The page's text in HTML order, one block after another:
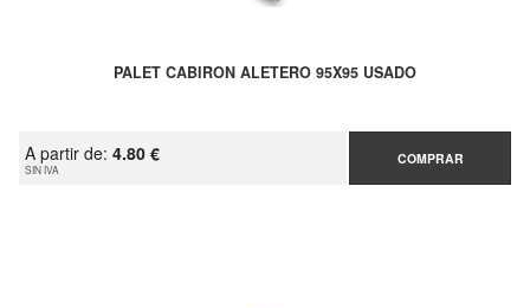
PALET CABIRON ALETERO 95X95 USADO
A partir de: 4.80 €
SIN IVA
COMPRAR